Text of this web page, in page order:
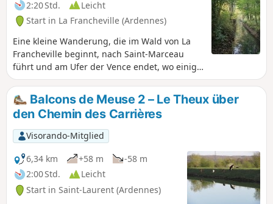
menschlichen Aktivitäten in der
Umgebung.
2:20 Std.
Leicht
Start in La Francheville (Ardennes)
Eine kleine Wanderung, die im Wald von La
Francheville beginnt, nach Saint-Marceau
führt und am Ufer der Vence endet, wo einige
Industriebrachen, Überreste von
Wassermühlen, zu sehen sind.
Balcons de Meuse 2 – Le Theux über
den Chemin des Carrières
Visorando-Mitglied
6,34 km
+58 m
-58 m
2:00 Std.
Leicht
Start in Saint-Laurent (Ardennes)